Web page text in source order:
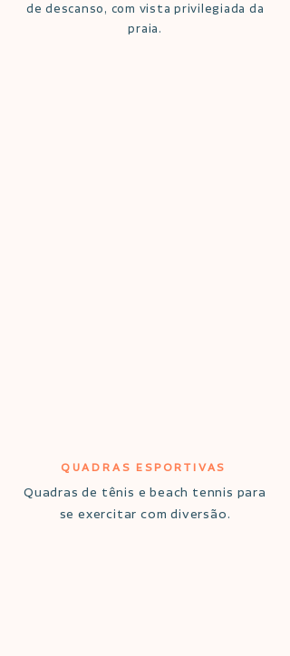
de descanso, com vista privilegiada da
praia.
QUADRAS ESPORTIVAS
Quadras de tênis e beach tennis para
se exercitar com diversão.